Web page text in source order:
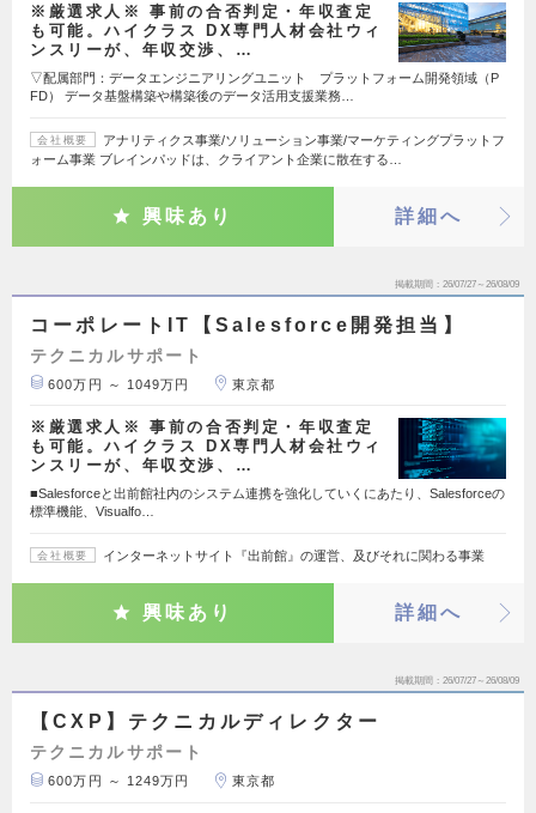
※厳選求人※ 事前の合否判定・年収査定
も可能。ハイクラス DX専門人材会社ウィ
ンスリーが、年収交渉、…
▽配属部門：データエンジニアリングユニット プラットフォーム開発領域（P
FD） データ基盤構築や構築後のデータ活用支援業務…
会社概要
アナリティクス事業/ソリューション事業/マーケティングプラットフ
ォーム事業 ブレインパッドは、クライアント企業に散在する…
興味あり 詳細へ
掲載期間 26/07/27～26/08/09
コーポレートIT【Salesforce開発担当】
テクニカルサポート
600万円 ～ 1049万円 東京都
※厳選求人※ 事前の合否判定・年収査定
も可能。ハイクラス DX専門人材会社ウィ
ンスリーが、年収交渉、…
■Salesforceと出前館社内のシステム連携を強化していくにあたり、Salesforceの
標準機能、Visualfo…
会社概要 インターネットサイト『出前館』の運営、及びそれに関わる事業
興味あり 詳細へ
掲載期間 26/07/27～26/08/09
【CXP】テクニカルディレクター
テクニカルサポート
600万円 ～ 1249万円 東京都